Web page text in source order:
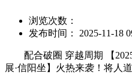
浏览次数：
发布时间： 2025-11-18
配合破圈 穿越周期 【
展·信阳坐】火热来袭！将人